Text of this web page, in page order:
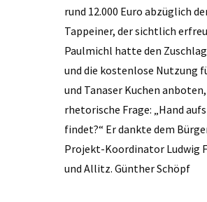
rund 12.000 Euro abzüglich
Tappeiner, der sichtlich
Paulmichl hatte den
und die kostenlose Nutzung
und Tanaser Kuchen
rhetorische Frage: „Hand
findet?“ Er dankte dem
Projekt-Koordinator Ludwig
und Allitz. Günther Schöpf